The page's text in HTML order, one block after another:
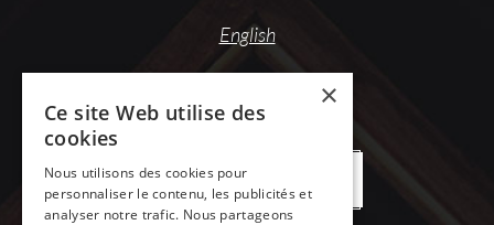
English
OFFRES DE DESTOCKAGE
×
Ce site Web utilise des
cookies
Nous utilisons des cookies pour
personnaliser le contenu, les publicités et
analyser notre trafic. Nous partageons